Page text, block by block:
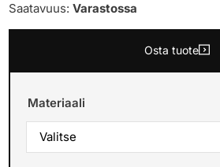
Saatavuus:Varastossa
Osta tuote
Materiaali